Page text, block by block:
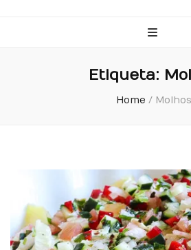
Etiqueta:
Home / Molhos